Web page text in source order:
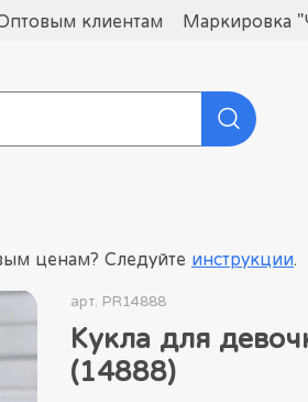
клиентам Маркировка
ценам? Следуйте инструкции.
арт. PR14888
Кукла для
(14888)